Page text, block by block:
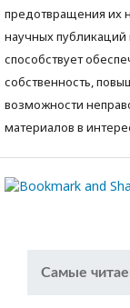
предотвращения их
научных публикаций
способствует
собственность,
возможности
материалов в
Самые